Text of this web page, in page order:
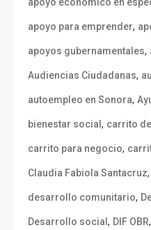
apoyo para emprender,
apoyos gubernamentales,
Audiencias Ciudadanas,
autoempleo en Sonora,
bienestar social , carrito
carrito para negocio,
Claudia Fabiola Santacruz,
desarrollo comunitario,
Desarrollo social , DIF OBR,